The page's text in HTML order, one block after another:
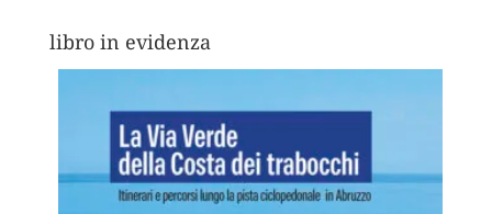
libro in evidenza